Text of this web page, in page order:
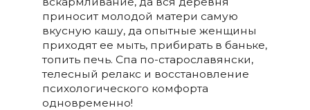
приносит молодой матери самую
вкусную кашу, да опытные женщины
приходят ее мыть, прибирать в баньке,
топить печь. Спа по-старославянски,
телесный релакс и восстановление
психологического комфорта
одновременно!